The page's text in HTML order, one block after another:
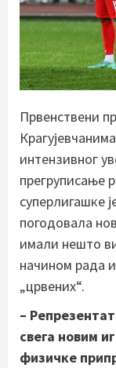
Првенствени
интензивног
прегруписање
суперлигашке
погодовала
имали нешто
начином рада
„црвених“.
–
свега новим
физичке